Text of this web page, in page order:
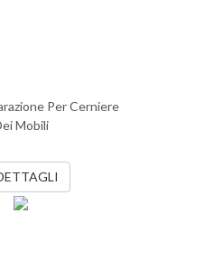
Per Cerniere
Mobili